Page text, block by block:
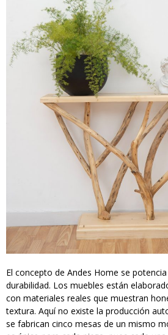
El concepto de Andes Home se
durabilidad. Los muebles están
con materiales reales que muestran
textura. Aquí no existe la producción
se fabrican cinco mesas de un mismo